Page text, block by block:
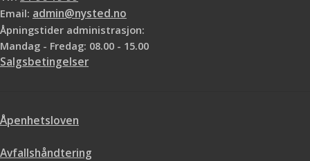
Reagerer ikke kjemisk med annet
stoff
Email: admin@nysted.no
Åpningstider administrasjon:
Mandag - Fredag: 08.00 - 15.00
Salgsbetingelser
Åpenhetsloven
Avfallshåndtering